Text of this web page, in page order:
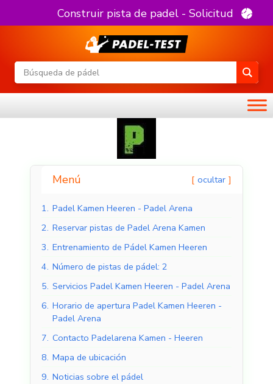
Construir pista de padel - Solicitud
Menú ocultar
1. Padel Kamen Heeren - Padel Arena
2. Reservar pistas de Padel Arena Kamen
3. Entrenamiento de Pádel Kamen Heeren
4. Número de pistas de pádel: 2
5. Servicios Padel Kamen Heeren - Padel Arena
6. Horario de apertura Padel Kamen Heeren -
Padel Arena
7. Contacto Padelarena Kamen - Heeren
8. Mapa de ubicación
9. Noticias sobre el pádel